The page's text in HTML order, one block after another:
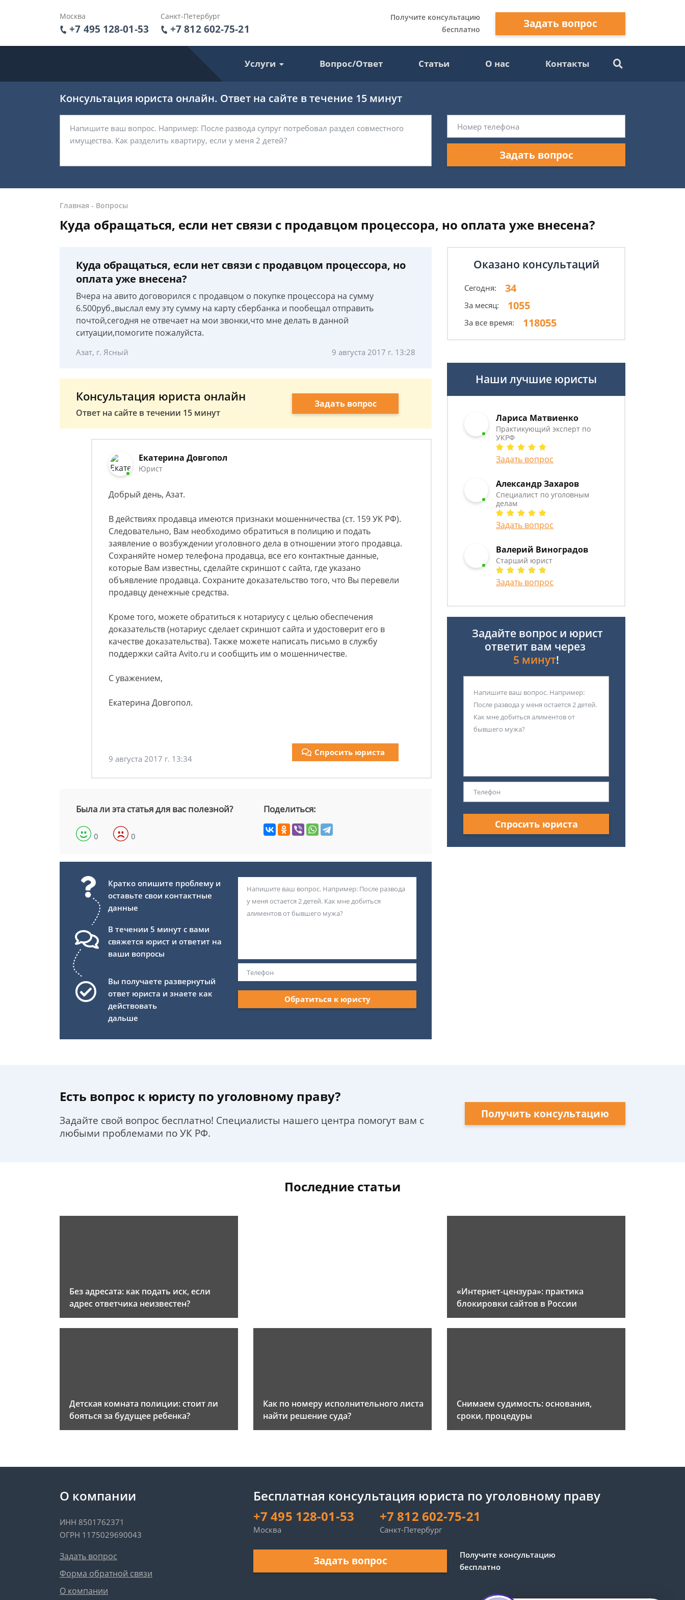
Москва
+7 495 128-01-53
Санкт-Петербург
+7 812 602-75-21
Получите консультацию
бесплатно
Задать вопрос
Услуги Вопрос/Ответ Статьи О нас Контакты
Консультация юриста онлайн. Ответ на сайте в течение 15 минут
Задать вопрос
Главная - Вопросы
Куда обращаться, если нет связи с продавцом процессора, но оплата уже внесена?
Куда обращаться, если нет связи с продавцом процессора, но
оплата уже внесена?
Вчера на авито договорился с продавцом о покупке процессора на сумму
6.500руб.,выслал ему эту сумму на карту сбербанка и пообещал отправить
почтой,сегодня не отвечает на мои звонки,что мне делать в данной
ситуации,помогите пожалуйста.
Азат, г. Ясный 9 августа 2017 г. 13:28
Консультация юриста онлайн
Ответ на сайте в течении 15 минут
Задать вопрос
Екатерина Довгопол
Юрист
Добрый день, Азат.
В действиях продавца имеются признаки мошенничества (ст. 159 УК РФ).
Следовательно, Вам необходимо обратиться в полицию и подать
заявление о возбуждении уголовного дела в отношении этого продавца.
Сохраняйте номер телефона продавца, все его контактные данные,
которые Вам известны, сделайте скриншот с сайта, где указано
объявление продавца. Сохраните доказательство того, что Вы перевели
продавцу денежные средства.
Кроме того, можете обратиться к нотариусу с целью обеспечения
доказательств (нотариус сделает скриншот сайта и удостоверит его в
качестве доказательства). Также можете написать письмо в службу
поддержки сайта Avito.ru и сообщить им о мошенничестве.
С уважением,
Екатерина Довгопол.
9 августа 2017 г. 13:34
Спросить юриста
Была ли эта статья для вас полезной?
0 0
Поделиться:
Кратко опишите проблему и
оставьте свои контактные
данные
В течении 5 минут с вами
свяжется юрист и ответит на
ваши вопросы
Вы получаете развернутый
ответ юриста и знаете как
действовать
дальше
Обратиться к юристу
Оказано консультаций
Сегодня: 34
За месяц: 1055
За все время: 118055
Наши лучшие юристы
Лариса Матвиенко
Практикующий эксперт по
УКРФ
Задать вопрос
Александр Захаров
Специалист по уголовным
делам
Задать вопрос
Валерий Виноградов
Старший юрист
Задать вопрос
Задайте вопрос и юрист
ответит вам через
5 минут!
Спросить юриста
Есть вопрос к юристу по уголовному праву?
Задайте свой вопрос бесплатно! Специалисты нашего центра помогут вам с
любыми проблемами по УК РФ.
Получить консультацию
Последние статьи
Без адресата: как подать иск, если
адрес ответчика неизвестен?
«Интернет-цензура»: практика
блокировки сайтов в России
Детская комната полиции: стоит ли
бояться за будущее ребенка?
Как по номеру исполнительного листа
найти решение суда?
Снимаем судимость: основания,
сроки, процедуры
О компании
ИНН 8501762371
ОГРН 1175029690043
Задать вопрос
Форма обратной связи
О компании
Бесплатная консультация юриста по уголовному праву
+7 495 128-01-53
Москва
+7 812 602-75-21
Санкт-Петербург
Задать вопрос
Получите консультацию
бесплатно
Здравствуйте! Я дежурный
юрист-консультант сайта,